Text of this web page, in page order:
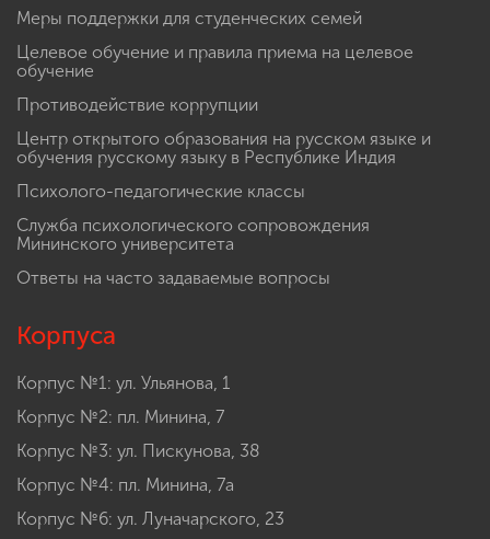
Меры поддержки для студенческих семей
Целевое обучение и правила приема на целевое
обучение
Противодействие коррупции
Центр открытого образования на русском языке и
обучения русскому языку в Республике Индия
Психолого-педагогические классы
Служба психологического сопровождения
Мининского университета
Ответы на часто задаваемые вопросы
Корпуса
Корпус №1: ул. Ульянова, 1
Корпус №2: пл. Минина, 7
Корпус №3: ул. Пискунова, 38
Корпус №4: пл. Минина, 7а
Корпус №6: ул. Луначарского, 23